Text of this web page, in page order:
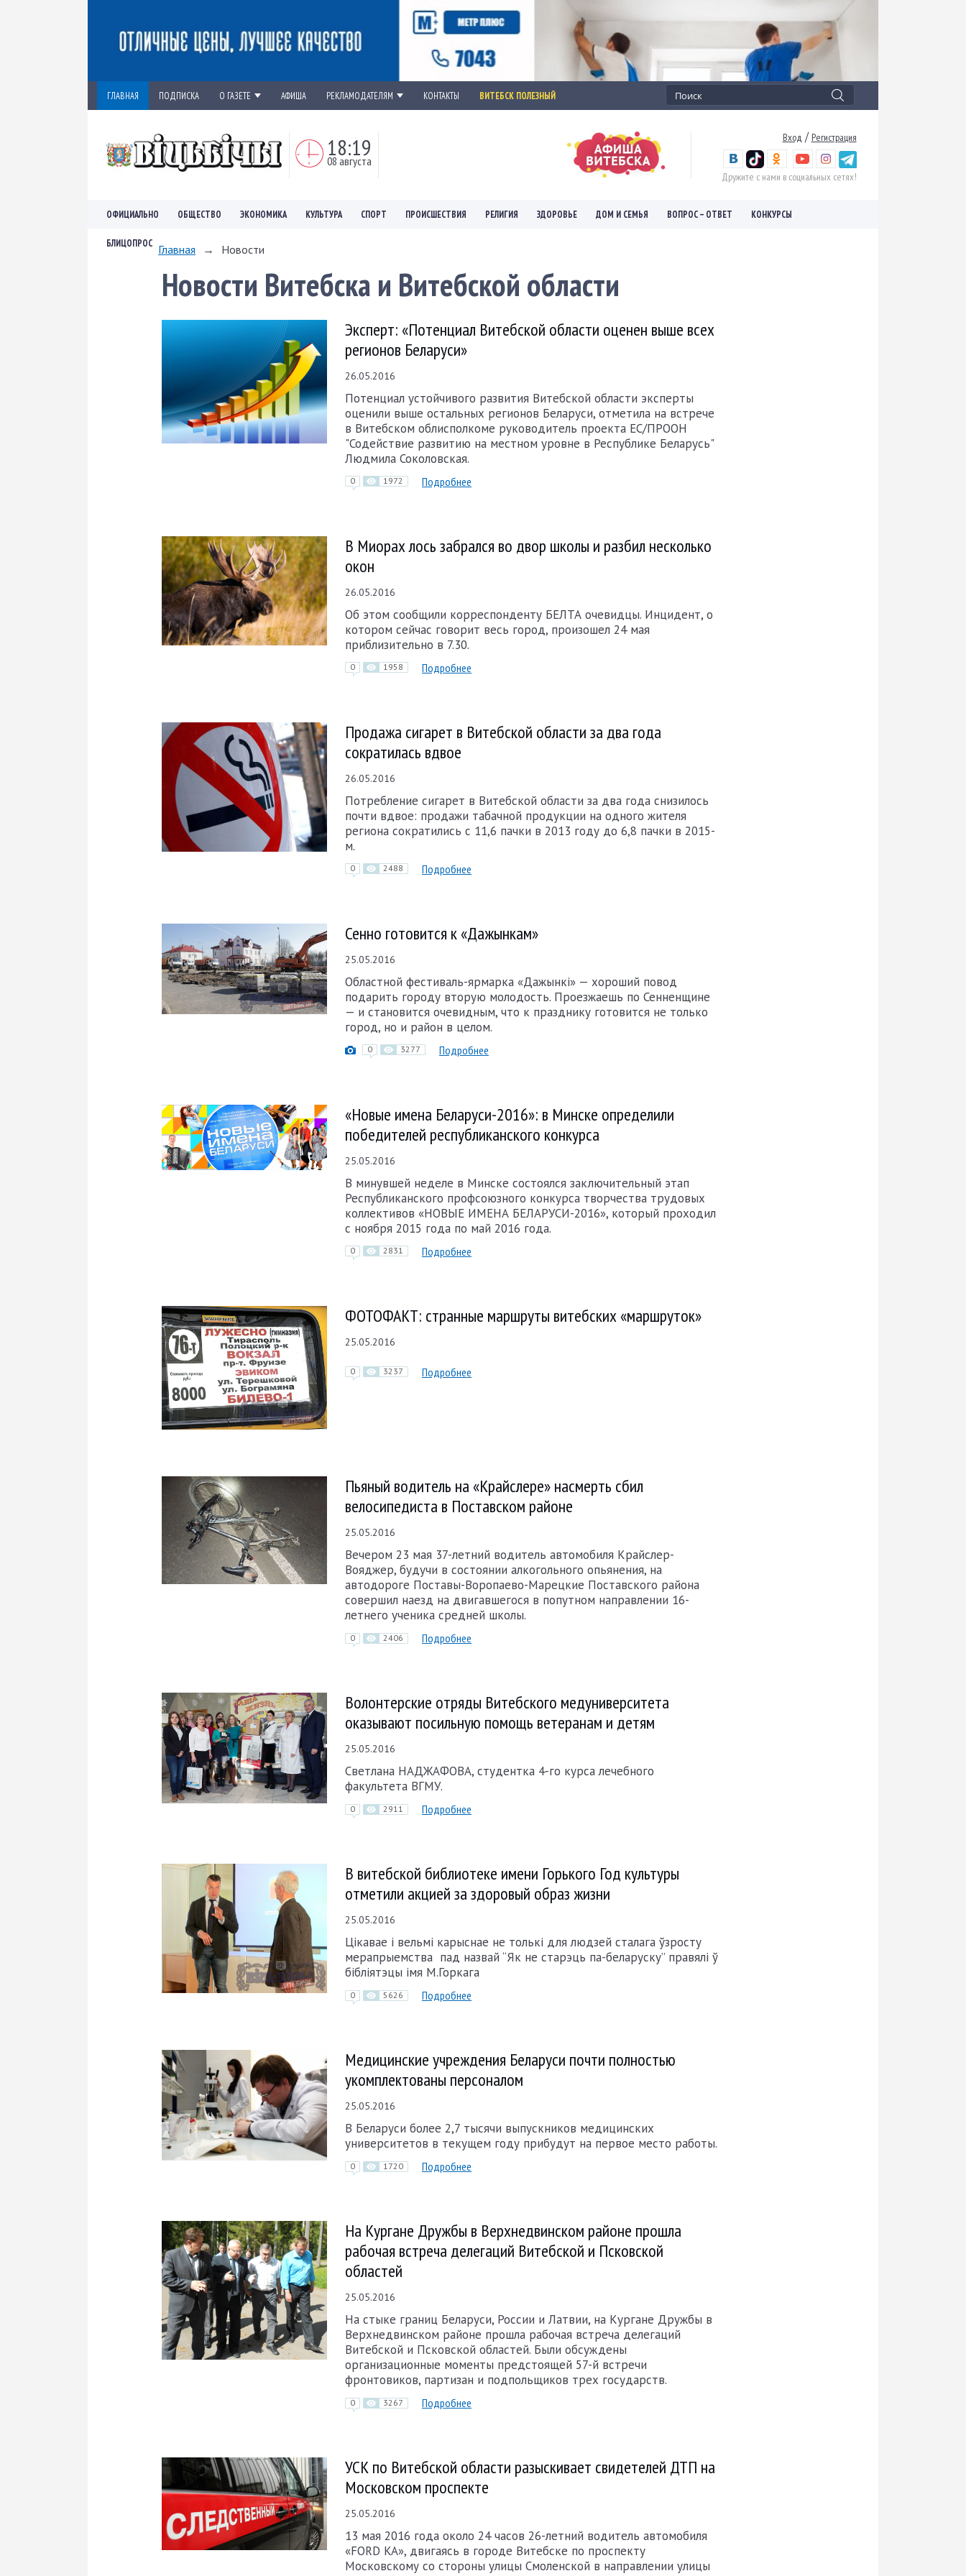
ГЛАВНАЯ ПОДПИСКА О ГАЗЕТЕ АФИША РЕКЛАМОДАТЕЛЯМ КОНТАКТЫ ВИТЕБСК ПОЛЕЗНЫЙ
18:19
08 августа
Вход / Регистрация
Дружите с нами в социальных сетях!
ОФИЦИАЛЬНО ОБЩЕСТВО ЭКОНОМИКА КУЛЬТУРА СПОРТ ПРОИСШЕСТВИЯ РЕЛИГИЯ ЗДОРОВЬЕ ДОМ И СЕМЬЯ ВОПРОС – ОТВЕТ КОНКУРСЫ
БЛИЦОПРОС Главная → Новости
Новости Витебска и Витебской области
Эксперт: «Потенциал Витебской области оценен выше всех
регионов Беларуси»
26.05.2016
Потенциал устойчивого развития Витебской области эксперты
оценили выше остальных регионов Беларуси, отметила на встрече
в Витебском облисполкоме руководитель проекта ЕС/ПРООН
"Содействие развитию на местном уровне в Республике Беларусь"
Людмила Соколовская.
0 1972 Подробнее
В Миорах лось забрался во двор школы и разбил несколько
окон
26.05.2016
Об этом сообщили корреспонденту БЕЛТА очевидцы. Инцидент, о
котором сейчас говорит весь город, произошел 24 мая
приблизительно в 7.30.
0 1958 Подробнее
Продажа сигарет в Витебской области за два года
сократилась вдвое
26.05.2016
Потребление сигарет в Витебской области за два года снизилось
почти вдвое: продажи табачной продукции на одного жителя
региона сократились с 11,6 пачки в 2013 году до 6,8 пачки в 2015-
м.
0 2488 Подробнее
Сенно готовится к «Дажынкам»
25.05.2016
Областной фестиваль-ярмарка «Дажынкі» — хороший повод
подарить городу вторую молодость. Проезжаешь по Сенненщине
— и становится очевидным, что к празднику готовится не только
город, но и район в целом.
0 3277 Подробнее
«Новые имена Беларуси-2016»: в Минске определили
победителей республиканского конкурса
25.05.2016
В минувшей неделе в Минске состоялся заключительный этап
Республиканского профсоюзного конкурса творчества трудовых
коллективов «НОВЫЕ ИМЕНА БЕЛАРУСИ-2016», который проходил
с ноября 2015 года по май 2016 года.
0 2831 Подробнее
ФОТОФАКТ: странные маршруты витебских «маршруток»
25.05.2016
0 3237 Подробнее
Пьяный водитель на «Крайслере» насмерть сбил
велосипедиста в Поставском районе
25.05.2016
Вечером 23 мая 37-летний водитель автомобиля Крайслер-
Вояджер, будучи в состоянии алкогольного опьянения, на
автодороге Поставы-Воропаево-Марецкие Поставского района
совершил наезд на двигавшегося в попутном направлении 16-
летнего ученика средней школы.
0 2406 Подробнее
Волонтерские отряды Витебского медуниверситета
оказывают посильную помощь ветеранам и детям
25.05.2016
Светлана НАДЖАФОВА, студентка 4-го курса лечебного
факультета ВГМУ.
0 2911 Подробнее
В витебской библиотеке имени Горького Год культуры
отметили акцией за здоровый образ жизни
25.05.2016
Цікавае і вельмі карыснае не толькі для людзей сталага ўзросту
мерапрыемства пад назвай “Як не старэць па-беларуску” правялі ў
бібліятэцы імя М.Горкага
0 5626 Подробнее
Медицинские учреждения Беларуси почти полностью
укомплектованы персоналом
25.05.2016
В Беларуси более 2,7 тысячи выпускников медицинских
университетов в текущем году прибудут на первое место работы.
0 1720 Подробнее
На Кургане Дружбы в Верхнедвинском районе прошла
рабочая встреча делегаций Витебской и Псковской
областей
25.05.2016
На стыке границ Беларуси, России и Латвии, на Кургане Дружбы в
Верхнедвинском районе прошла рабочая встреча делегаций
Витебской и Псковской областей. Были обсуждены
организационные моменты предстоящей 57-й встречи
фронтовиков, партизан и подпольщиков трех государств.
0 3267 Подробнее
УСК по Витебской области разыскивает свидетелей ДТП на
Московском проспекте
25.05.2016
13 мая 2016 года около 24 часов 26-летний водитель автомобиля
«FORD KA», двигаясь в городе Витебске по проспекту
Московскому со стороны улицы Смоленской в направлении улицы